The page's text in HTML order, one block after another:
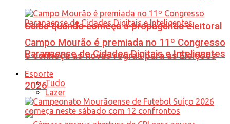
Saiba quando começa a propaganda eleitoral
e conheça as novas regras para as Eleições
2026
Campo Mourão é premiada no 11º Congresso
Paranaense de Cidades Digitais e Inteligentes
Esporte
Tudo
Lazer